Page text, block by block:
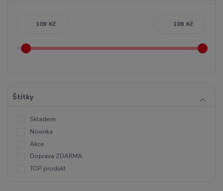
Kč Kč
Štítky
Skladem
Novinka
Akce
Doprava ZDARMA
TOP produkt